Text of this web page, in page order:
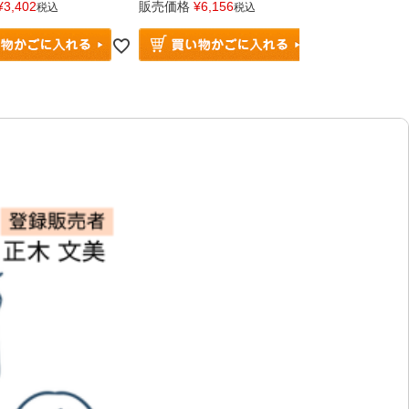
3,402税込 販売価格 ¥6,156税込